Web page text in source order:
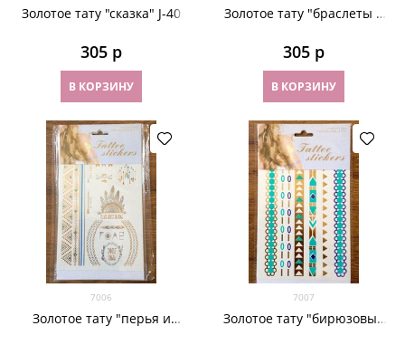
Золотое тату "сказка" J-40
305 р
В КОРЗИНУ
Золотое тату "браслеты и
305 р
В КОРЗИНУ
7006
Золотое тату "перья и
7007
Золотое тату "бирюзовые